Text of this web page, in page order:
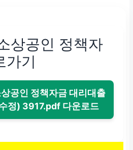
상공인 정책자
가기
공인 정책자금 대리대출
정) 3917.pdf 다운로드